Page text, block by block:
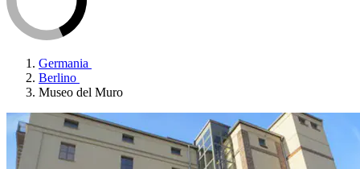
Germania
Berlino
Museo del Muro